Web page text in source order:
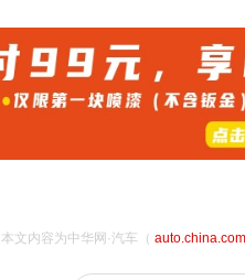
本文内容为中华网·汽车（ auto.china.com